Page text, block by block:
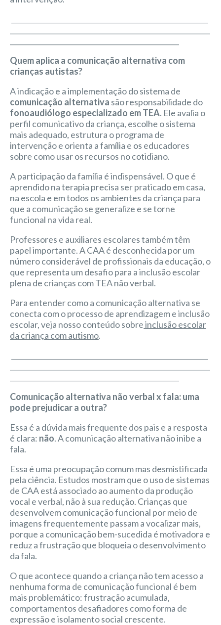
Quem aplica a comunicação alternativa com
crianças autistas?
A indicação e a implementação do sistema de
comunicação alternativa são responsabilidade do
fonoaudiólogo especializado em TEA. Ele avalia o
perfil comunicativo da criança, escolhe o sistema
mais adequado, estrutura o programa de
intervenção e orienta a família e os educadores
sobre como usar os recursos no cotidiano.
A participação da família é indispensável. O que é
aprendido na terapia precisa ser praticado em casa,
na escola e em todos os ambientes da criança para
que a comunicação se generalize e se torne
funcional na vida real.
Professores e auxiliares escolares também têm
papel importante. A CAA é desconhecida por um
número considerável de profissionais da educação, o
que representa um desafio para a inclusão escolar
plena de crianças com TEA não verbal.
Para entender como a comunicação alternativa se
conecta com o processo de aprendizagem e inclusão
escolar, veja nosso conteúdo sobreinclusão escolar
da criança com autismo.
Comunicação alternativa não verbal x fala: uma
pode prejudicar a outra?
Essa é a dúvida mais frequente dos pais e a resposta
é clara: não. A comunicação alternativa não inibe a
fala.
Essa é uma preocupação comum mas desmistificada
pela ciência. Estudos mostram que o uso de sistemas
de CAA está associado ao aumento da produção
vocal e verbal, não à sua redução. Crianças que
desenvolvem comunicação funcional por meio de
imagens frequentemente passam a vocalizar mais,
porque a comunicação bem-sucedida é motivadora e
reduz a frustração que bloqueia o desenvolvimento
da fala.
O que acontece quando a criança não tem acesso a
nenhuma forma de comunicação funcional é bem
mais problemático: frustração acumulada,
comportamentos desafiadores como forma de
expressão e isolamento social crescente.